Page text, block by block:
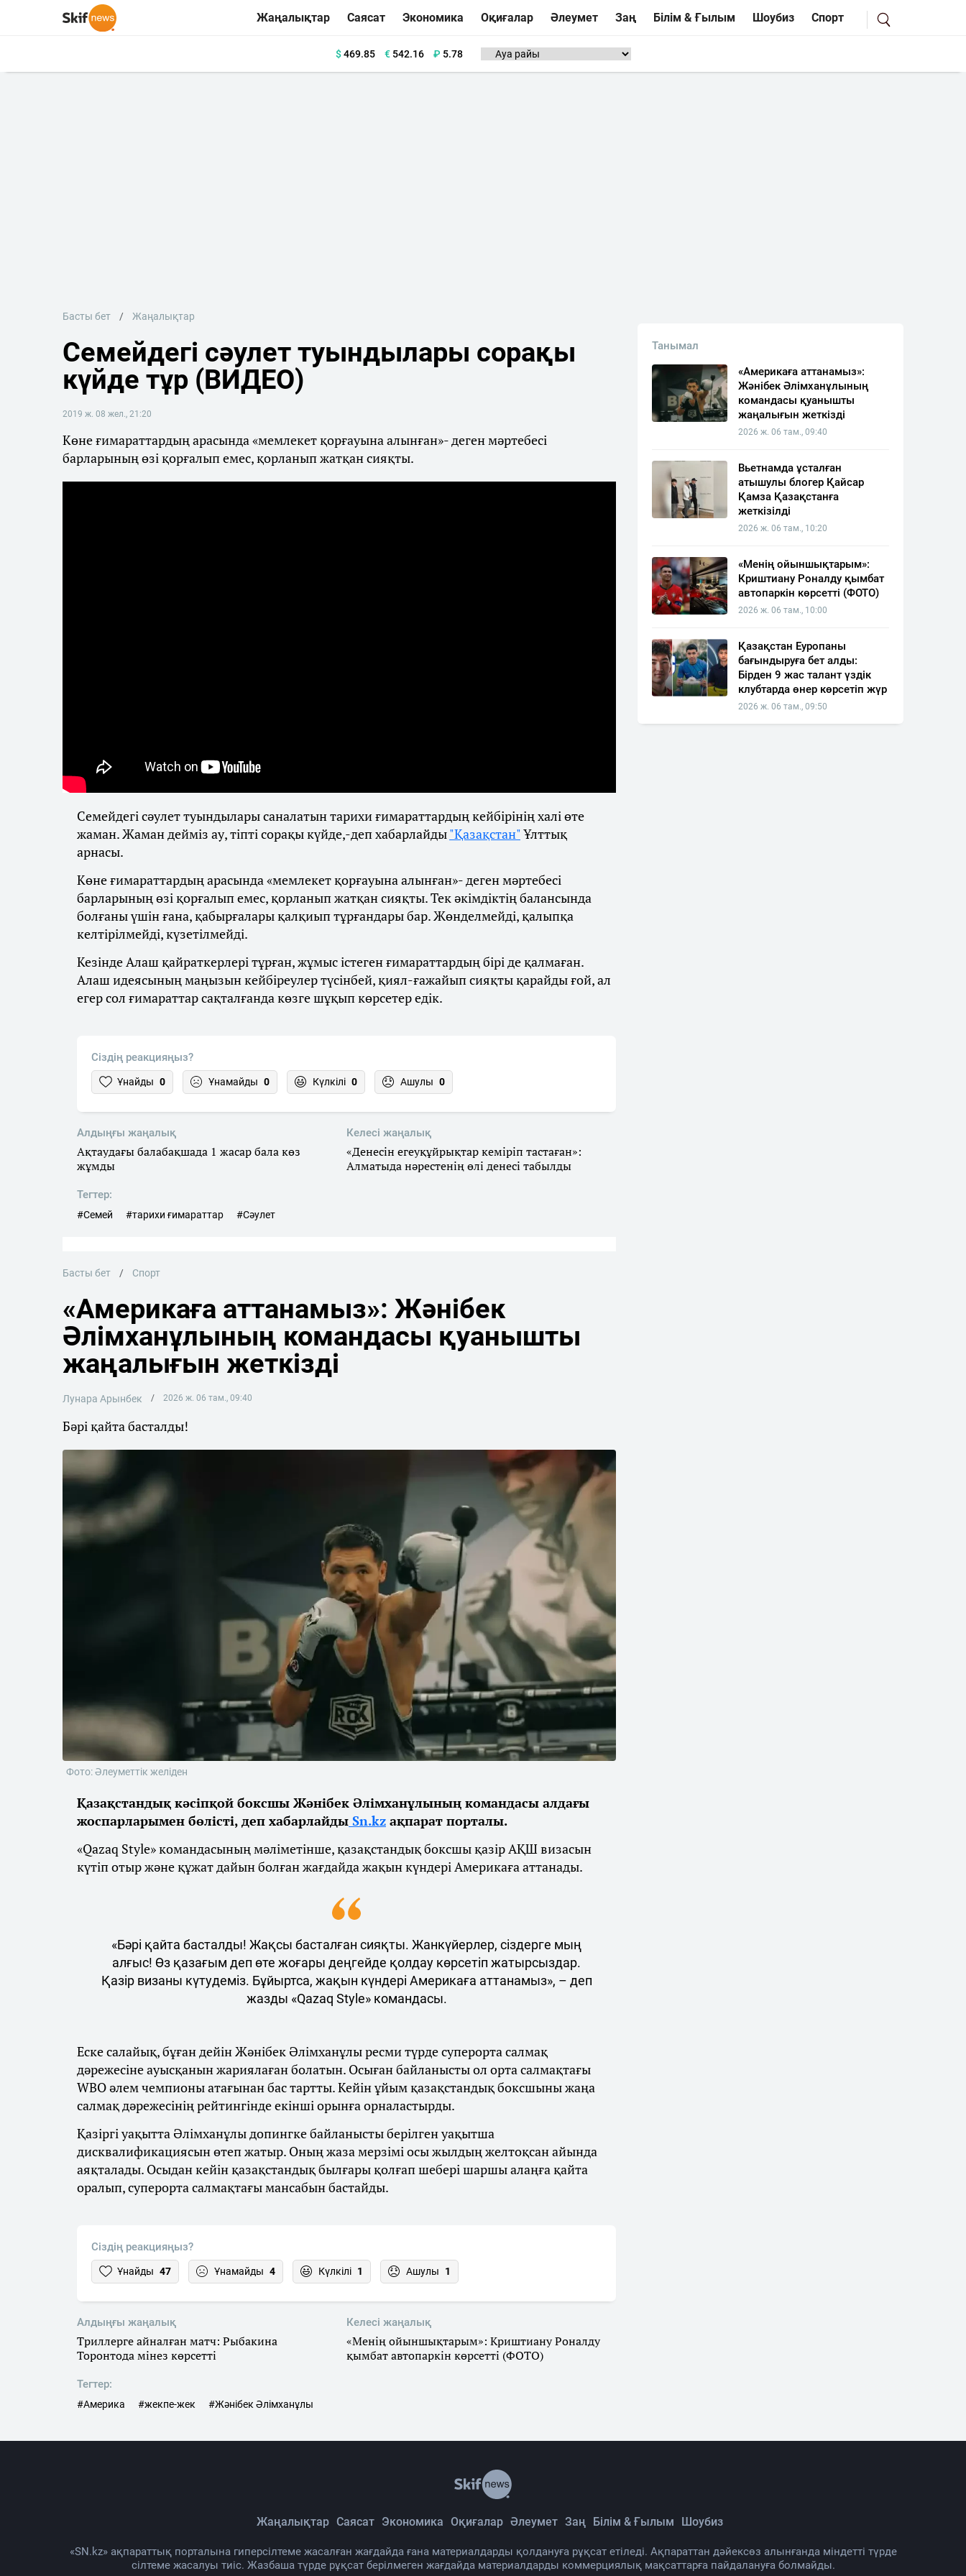
Жаңалықтар Саясат Экономика Оқиғалар Әлеумет Заң Білім & Ғылым Шоубиз Спорт
$469.85 €542.16 ₽ 5.78
Басты бет Жаңалықтар
Семейдегі сәулет туындылары сорақы
күйде тұр (ВИДЕО)
2019 ж. 08 жел., 21:20
Көне ғимараттардың арасында «мемлекет қорғауына алынған»- деген мәртебесі
барларының өзі қорғалып емес, қорланып жатқан сияқты.
Семейдегі сәулет туындылары саналатын тарихи ғимараттардың кейбірінің халі өте
жаман. Жаман дейміз ау, тіпті сорақы күйде,-деп хабарлайды"Қазақстан"Ұлттық
арнасы.
Көне ғимараттардың арасында «мемлекет қорғауына алынған»- деген мәртебесі
барларының өзі қорғалып емес, қорланып жатқан сияқты. Тек әкімдіктің балансында
болғаны үшін ғана, қабырғалары қалқиып тұрғандары бар. Жөнделмейді, қалыпқа
келтірілмейді, күзетілмейді.
Кезінде Алаш қайраткерлері тұрған, жұмыс істеген ғимараттардың бірі де қалмаған.
Алаш идеясының маңызын кейбіреулер түсінбей, қиял-ғажайып сияқты қарайды ғой, ал
егер сол ғимараттар сақталғанда көзге шұқып көрсетер едік.
Сіздің реакцияңыз?
Ұнайды 0 Ұнамайды 0 Күлкілі 0 Ашулы 0
Алдыңғы жаңалық
Ақтаудағы балабақшада 1 жасар бала көз
жұмды
Келесі жаңалық
«Денесін егеуқұйрықтар кеміріп тастаған»:
Алматыда нәрестенің өлі денесі табылды
Тегтер:
#Семей #тарихи ғимараттар #Сәулет
Басты бет Спорт
«Америкаға аттанамыз»: Жәнібек
Әлімханұлының командасы қуанышты
жаңалығын жеткізді
Лунара Арынбек 2026 ж. 06 там., 09:40
Бәрі қайта басталды!
Фото: Әлеуметтік желіден
Қазақстандық кәсіпқой боксшы Жәнібек Әлімханұлының командасы алдағы
жоспарларымен бөлісті, деп хабарлайды Sn.kz ақпарат порталы.
«Qazaq Style» командасының мәліметінше, қазақстандық боксшы қазір АҚШ визасын
күтіп отыр және құжат дайын болған жағдайда жақын күндері Америкаға аттанады.
«Бәрі қайта басталды! Жақсы басталған сияқты. Жанкүйерлер, сіздерге мың
алғыс! Өз қазағым деп өте жоғары деңгейде қолдау көрсетіп жатырсыздар.
Қазір визаны күтудеміз. Бұйыртса, жақын күндері Америкаға аттанамыз», – деп
жазды «Qazaq Style» командасы.
Еске салайық, бұған дейін Жәнібек Әлімханұлы ресми түрде суперорта салмақ
дәрежесіне ауысқанын жариялаған болатын. Осыған байланысты ол орта салмақтағы
WBO әлем чемпионы атағынан бас тартты. Кейін ұйым қазақстандық боксшыны жаңа
салмақ дәрежесінің рейтингінде екінші орынға орналастырды.
Қазіргі уақытта Әлімханұлы допингке байланысты берілген уақытша
дисквалификациясын өтеп жатыр. Оның жаза мерзімі осы жылдың желтоқсан айында
аяқталады. Осыдан кейін қазақстандық былғары қолғап шебері шаршы алаңға қайта
оралып, суперорта салмақтағы мансабын бастайды.
Сіздің реакцияңыз?
Ұнайды 47 Ұнамайды 4 Күлкілі 1 Ашулы 1
Алдыңғы жаңалық
Триллерге айналған матч: Рыбакина
Торонтода мінез көрсетті
Келесі жаңалық
«Менің ойыншықтарым»: Криштиану Роналду
қымбат автопаркін көрсетті (ФОТО)
Тегтер:
#Америка #жекпе-жек #Жәнібек Әлімханұлы
Танымал
«Америкаға аттанамыз»:
Жәнібек Әлімханұлының
командасы қуанышты
жаңалығын жеткізді
2026 ж. 06 там., 09:40
Вьетнамда ұсталған
атышулы блогер Қайсар
Қамза Қазақстанға
жеткізілді
2026 ж. 06 там., 10:20
«Менің ойыншықтарым»:
Криштиану Роналду қымбат
автопаркін көрсетті (ФОТО)
2026 ж. 06 там., 10:00
Қазақстан Еуропаны
бағындыруға бет алды:
Бірден 9 жас талант үздік
клубтарда өнер көрсетіп жүр
2026 ж. 06 там., 09:50
Жаңалықтар Саясат Экономика Оқиғалар Әлеумет Заң Білім & Ғылым Шоубиз
«SN.kz» ақпараттық порталына гиперсілтеме жасалған жағдайда ғана материалдарды қолдануға рұқсат етіледі. Ақпараттан дәйексөз алынғанда міндетті түрде
сілтеме жасалуы тиіс. Жазбаша түрде рұқсат берілмеген жағдайда материалдарды коммерциялық мақсаттарға пайдалануға болмайды.